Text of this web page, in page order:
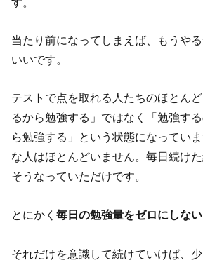
当たり前になってしまえば、もうや
いいです。
テストで点を取れる人たちのほとん
るから勉強する」ではなく「勉強す
ら勉強する」という状態になってい
な人はほとんどいません。毎日続け
そうなっていただけです。
とにかく毎日の勉強量をゼロにしない
それだけを意識して続けていけば、